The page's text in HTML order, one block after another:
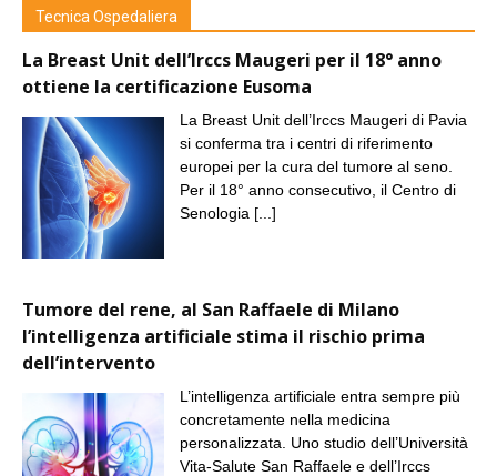
Tecnica Ospedaliera
La Breast Unit dell’Irccs Maugeri per il 18° anno
ottiene la certificazione Eusoma
La Breast Unit dell’Irccs Maugeri di Pavia
si conferma tra i centri di riferimento
europei per la cura del tumore al seno.
Per il 18° anno consecutivo, il Centro di
Senologia [...]
Tumore del rene, al San Raffaele di Milano
l’intelligenza artificiale stima il rischio prima
dell’intervento
L’intelligenza artificiale entra sempre più
concretamente nella medicina
personalizzata. Uno studio dell’Università
Vita-Salute San Raffaele e dell’Irccs